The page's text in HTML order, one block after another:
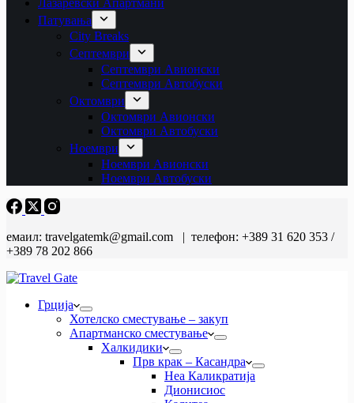
Лазаревски Апартмани
Патувања
City Breaks
Септември
Септември Авионски
Септември Автобуски
Октомври
Октомври Авионски
Октомври Автобуски
Ноември
Ноември Авионски
Ноември Автобуски
емаил: travelgatemk@gmail.com | телефон: +389 31 620 353 /
+389 78 202 866
Грција
Хотелско сместување – закуп
Апартманско сместување
Халкидики
Прв крак – Касандра
Неа Каликратија
Дионисиос